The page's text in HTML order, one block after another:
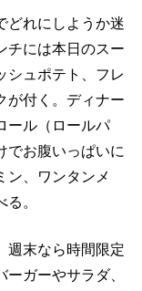
どれにしようか迷
チには本日のスー
シュポテト、フレ
が付く。ディナー
ール（ロールパ
でお腹いっぱいに
ン、ワンタンメ
。
週末なら時間限定
ガーやサラダ、